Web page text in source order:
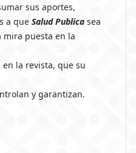
sus aportes,
a que Salud Publicasea
mira puesta en la
la revista, que su
y garantizan.